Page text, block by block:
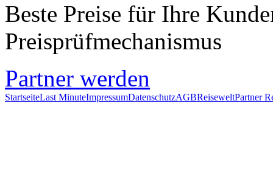
Beste Preise für Ihre
Preisprüfmechanismus
Partner werden
StartseiteLast MinuteImpressumDatenschutzAGBReiseweltPartner